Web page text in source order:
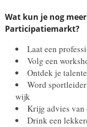
Wat kun je nog
Participatiemarkt?
Laat een
Volg een
Ontdek je
Word
wijk
Krijg advies van
Drink een